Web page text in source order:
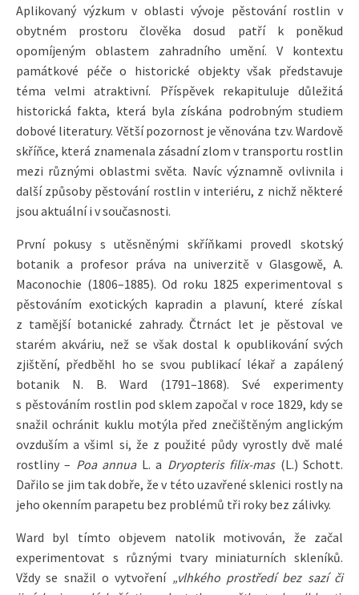
Aplikovaný výzkum v oblasti vývoje pěstování rostlin v
obytném prostoru člověka dosud patří k poněkud
opomíjeným oblastem zahradního umění. V kontextu
památkové péče o historické objekty však představuje
téma velmi atraktivní. Příspěvek rekapituluje důležitá
historická fakta, která byla získána podrobným studiem
dobové literatury. Větší pozornost je věnována tzv. Wardově
skříňce, která znamenala zásadní zlom v transportu rostlin
mezi různými oblastmi světa. Navíc významně ovlivnila i
další způsoby pěstování rostlin v interiéru, z nichž některé
jsou aktuální i v současnosti.
První pokusy s utěsněnými skříňkami provedl skotský
botanik a profesor práva na univerzitě v Glasgowě, A.
Maconochie (1806–1885). Od roku 1825 experimentoval s
pěstováním exotických kapradin a plavuní, které získal
z tamější botanické zahrady. Čtrnáct let je pěstoval ve
starém akváriu, než se však dostal k opublikování svých
zjištění, předběhl ho se svou publikací lékař a zapálený
botanik N. B. Ward (1791–1868). Své experimenty
s pěstováním rostlin pod sklem započal v roce 1829, kdy se
snažil ochránit kuklu motýla před znečištěným anglickým
ovzduším a všiml si, že z použité půdy vyrostly dvě malé
rostliny – Poa annuaL. a Dryopteris filix-mas(L.) Schott.
Dařilo se jim tak dobře, že v této uzavřené sklenici rostly na
jeho okenním parapetu bez problémů tři roky bez zálivky.
Ward byl tímto objevem natolik motivován, že začal
experimentovat s různými tvary miniaturních skleníků.
Vždy se snažil o vytvoření „vlhkého prostředí bez sazí či